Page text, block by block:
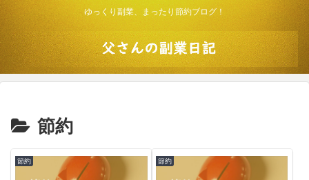
ゆっくり副業、まったり節約ブログ！
節約
節約 節約